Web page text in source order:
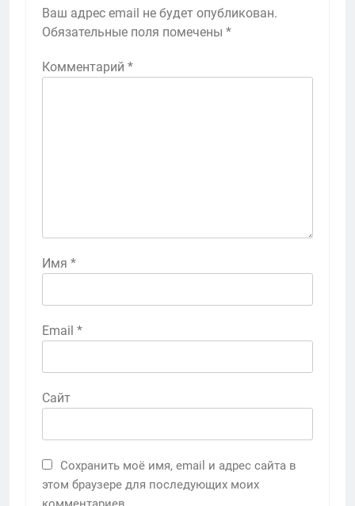
Ваш адрес email не будет опубликован.
Обязательные поля помечены *
Комментарий *
Имя *
Email *
Сайт
Сохранить моё имя, email и адрес сайта в
этом браузере для последующих моих